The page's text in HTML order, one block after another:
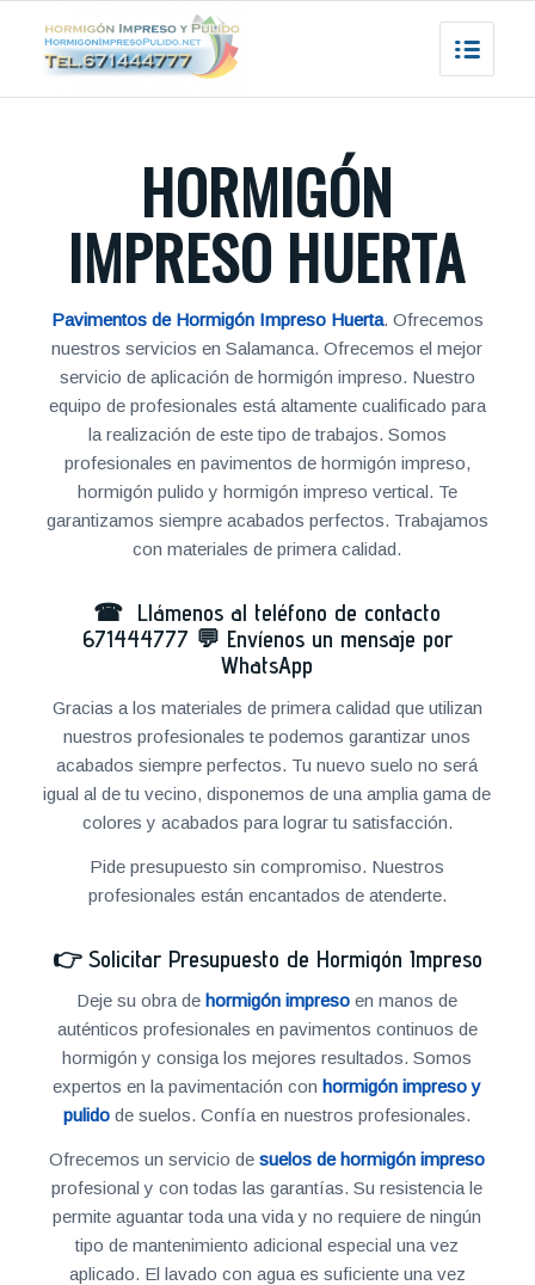
HORMIGÓN
IMPRESO HUERTA
Pavimentos de Hormigón Impreso Huerta. Ofrecemos
nuestros servicios en Salamanca. Ofrecemos el mejor
servicio de aplicación de hormigón impreso. Nuestro
equipo de profesionales está altamente cualificado para
la realización de este tipo de trabajos. Somos
profesionales en pavimentos de hormigón impreso,
hormigón pulido y hormigón impreso vertical. Te
garantizamos siempre acabados perfectos. Trabajamos
con materiales de primera calidad.
☎ Llámenos al teléfono de contacto
671444777 💬 Envíenos un mensaje por
WhatsApp
Gracias a los materiales de primera calidad que utilizan
nuestros profesionales te podemos garantizar unos
acabados siempre perfectos. Tu nuevo suelo no será
igual al de tu vecino, disponemos de una amplia gama de
colores y acabados para lograr tu satisfacción.
Pide presupuesto sin compromiso. Nuestros
profesionales están encantados de atenderte.
👉 Solicitar Presupuesto de Hormigón Impreso
Deje su obra dehormigón impreso en manos de
auténticos profesionales en pavimentos continuos de
hormigón y consiga los mejores resultados. Somos
expertos en la pavimentación conhormigón impreso y
pulido de suelos. Confía en nuestros profesionales.
Ofrecemos un servicio desuelos de hormigón impreso
profesional y con todas las garantías. Su resistencia le
permite aguantar toda una vida y no requiere de ningún
tipo de mantenimiento adicional especial una vez
aplicado. El lavado con agua es suficiente una vez